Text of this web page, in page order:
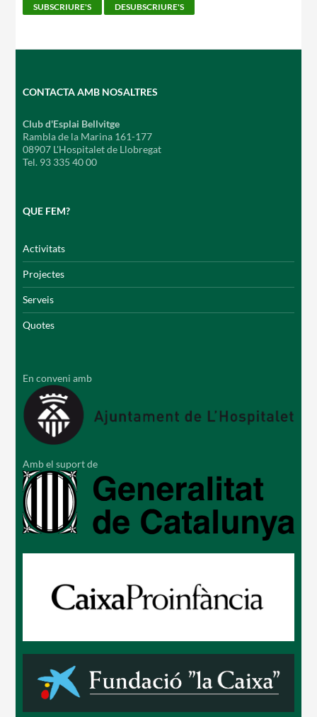
CONTACTA AMB NOSALTRES
Club d'Esplai Bellvitge
Rambla de la Marina 161-177
08907 L'Hospitalet de Llobregat
Tel. 93 335 40 00
QUE FEM?
Activitats
Projectes
Serveis
Quotes
En conveni amb
Amb el suport de